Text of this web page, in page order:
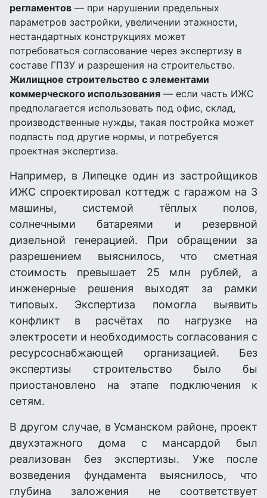
регламентов — при нарушении предельных
параметров застройки, увеличении этажности,
нестандартных конструкциях может
потребоваться согласование через экспертизу в
составе ГПЗУ и разрешения на строительство.
Жилищное строительство с элементами
коммерческого использования — если часть ИЖС
предполагается использовать под офис, склад,
производственные нужды, такая постройка может
подпасть под другие нормы, и потребуется
проектная экспертиза.
Например, в Липецке один из застройщиков
ИЖС спроектировал коттедж с гаражом на 3
машины, системой тёплых полов,
солнечными батареями и резервной
дизельной генерацией. При обращении за
разрешением выяснилось, что сметная
стоимость превышает 25 млн рублей, а
инженерные решения выходят за рамки
типовых. Экспертиза помогла выявить
конфликт в расчётах по нагрузке на
электросети и необходимость согласования с
ресурсоснабжающей организацией. Без
экспертизы строительство было бы
приостановлено на этапе подключения к
сетям.
В другом случае, в Усманском районе, проект
двухэтажного дома с мансардой был
реализован без экспертизы. Уже после
возведения фундамента выяснилось, что
глубина заложения не соответствует